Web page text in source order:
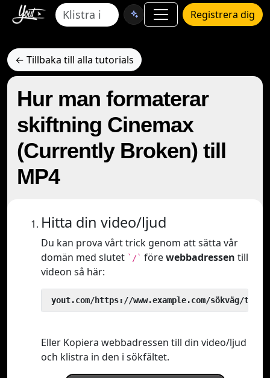
Registrera dig
← Tillbaka till alla tutorials
Hur man formaterar
skiftning Cinemax
(Currently Broken) till
MP4
Hitta din video/ljud
Du kan prova vårt trick genom att sätta vår
domän med slutet `/` förewebbadressen till
videon så här:
yout.com/https://www.example.com/sökväg/till/
Eller Kopiera webbadressen till din video/ljud
och klistra in den i sökfältet.